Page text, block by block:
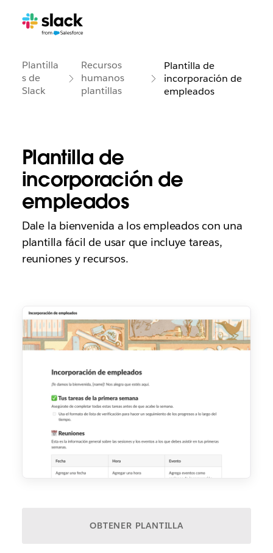
Plantilla
s de
Slack
Recursos
humanos
plantillas
Plantilla de
incorporación de
empleados
Plantilla de
incorporación de
empleados
Dale la bienvenida a los empleados con una
plantilla fácil de usar que incluye tareas,
reuniones y recursos.
OBTENER PLANTILLA